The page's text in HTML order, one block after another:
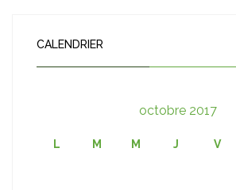
CALENDRIER
octobre 2017
L M M J V